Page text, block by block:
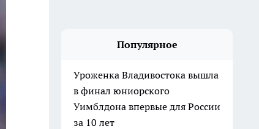
Популярное
Уроженка Владивостока вышла
в финал юниорского
Уимблдона впервые для России
за 10 лет